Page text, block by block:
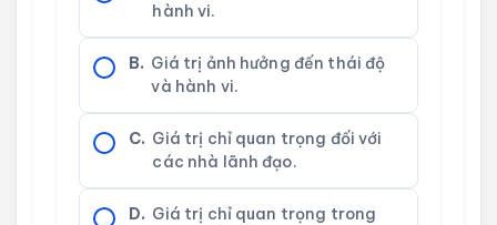
hành vi.
B. Giá trị ảnh hưởng đến thái độ
và hành vi.
C. Giá trị chỉ quan trọng đối với
các nhà lãnh đạo.
D. Giá trị chỉ quan trọng trong